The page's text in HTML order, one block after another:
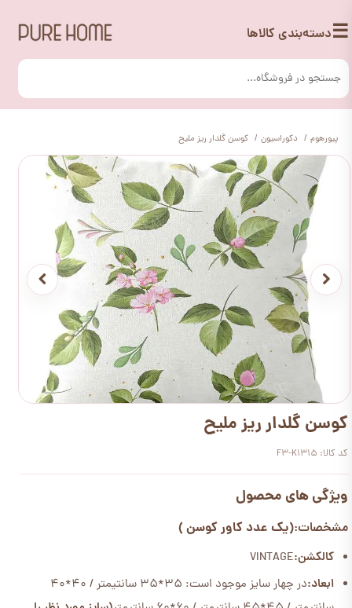
☰دسته‌بندی کالاها
پیورهوم دکوراسیون کوسن گلدار ریز ملیح
کوسن گلدار ریز ملیح
کد کالا: F3-K1315
ویژگی های محصول
مشخصات:(یک عدد کاور کوسن )
کالکشن:VINTAGE
ابعاد:
در چهار سایز موجود است: 35*35 سانتیمتر / 40*40